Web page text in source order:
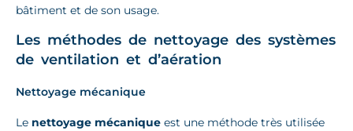
bâtiment et de son usage.
Les méthodes de nettoyage des systèmes
de ventilation et d’aération
Nettoyage mécanique
Le nettoyage mécanique est une méthode très utilisée